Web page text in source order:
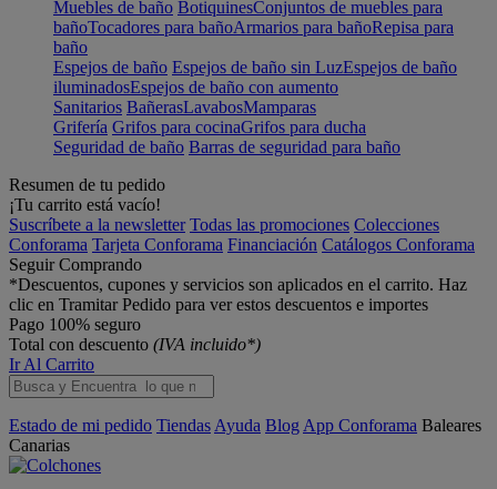
Muebles de baño BotiquinesConjuntos de muebles para
bañoTocadores para bañoArmarios para bañoRepisa para
baño
Espejos de baño Espejos de baño sin LuzEspejos de baño
iluminadosEspejos de baño con aumento
Sanitarios BañerasLavabosMamparas
Grifería Grifos para cocinaGrifos para ducha
Seguridad de baño Barras de seguridad para baño
Resumen de tu pedido
¡Tu carrito está vacío!
Suscríbete a la newsletter Todas las promociones Colecciones
Conforama Tarjeta Conforama Financiación Catálogos Conforama
Seguir Comprando
*Descuentos, cupones y servicios son aplicados en el carrito. Haz
clic en Tramitar Pedido para ver estos descuentos e importes
Pago 100% seguro
Total con descuento (IVA incluido*)
Ir Al Carrito
Estado de mi pedido Tiendas Ayuda Blog App Conforama Baleares
Canarias